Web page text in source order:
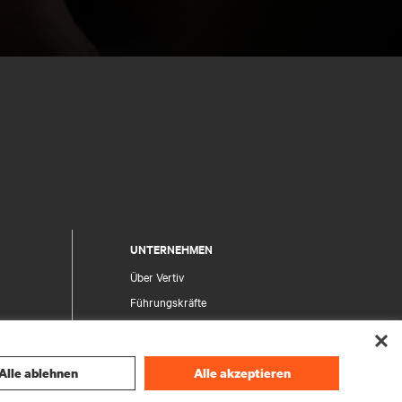
UNTERNEHMEN
Über Vertiv
Führungskräfte
Ethik und Compliance
ablehnen Alle akzeptieren